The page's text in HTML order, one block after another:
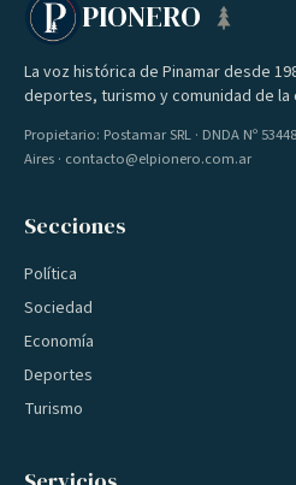
PIONERO
La voz histórica de Pinamar desde
deportes, turismo y comunidad de la
Propietario: Postamar SRL · DNDA Nº
Aires · contacto@elpionero.com.ar
Secciones
Política
Sociedad
Economía
Deportes
Turismo